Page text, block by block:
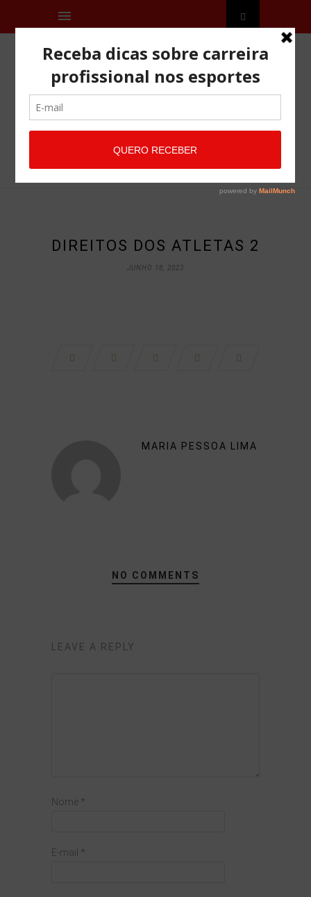
DIREITOS DOS ATLETAS 2
JUNHO 18, 2023
MARIA PESSOA LIMA
NO COMMENTS
LEAVE A REPLY
Nome *
E-mail *